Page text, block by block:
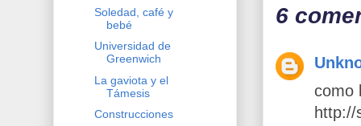
6
como
http://
Soledad, café y
bebé
Universidad de
Greenwich
La gaviota y el
Támesis
Construcciones